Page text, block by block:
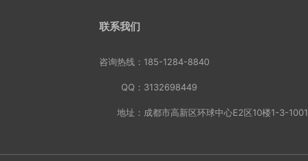
联系我们
咨询热线： 185-1284-8840
QQ： 3132698449
地址： 成都市高新区环球中心E2区10楼1-3-1001